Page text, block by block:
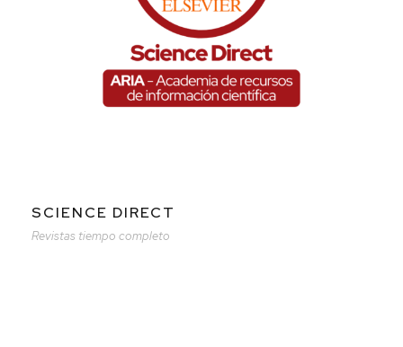
SCIENCE DIRECT
Revistas tiempo completo